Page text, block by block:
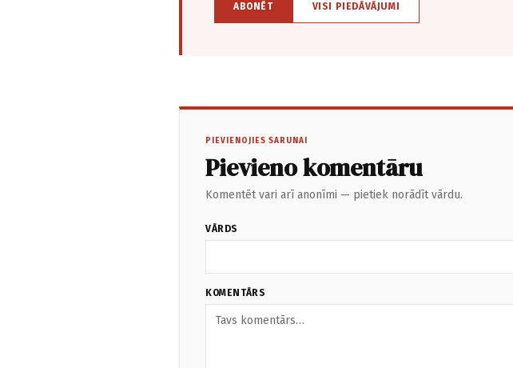
ABONĒT VISI PIEDĀVĀJUMI
PIEVIENOJIES SARUNAI
Pievieno komentāru
Komentēt vari arī anonīmi — pietiek norādīt vārdu.
VĀRDS
KOMENTĀRS